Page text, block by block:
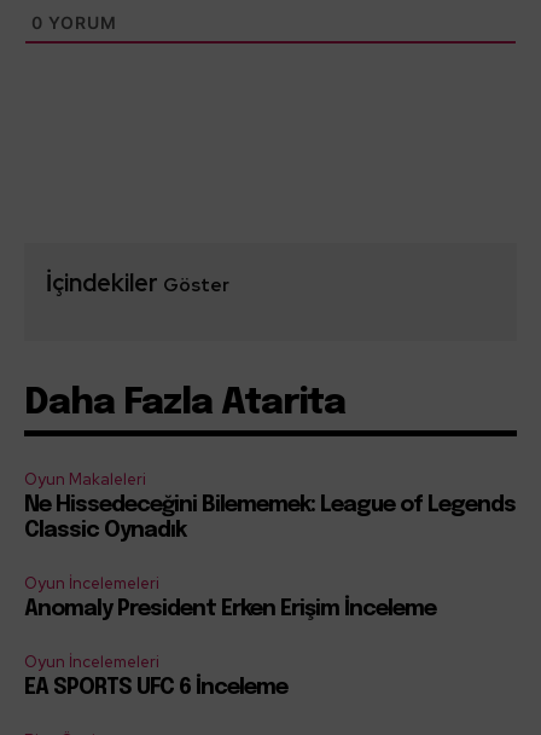
0 YORUM
İçindekiler Göster
Daha Fazla Atarita
Oyun Makaleleri
Ne Hissedeceğini Bilememek: League of Legends
Classic Oynadık
Oyun İncelemeleri
Anomaly President Erken Erişim İnceleme
Oyun İncelemeleri
EA SPORTS UFC 6 İnceleme